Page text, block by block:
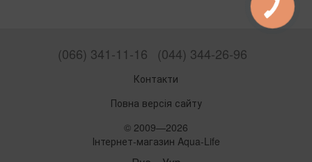
(066) 341-11-16 (044) 344-26-96
Контакти
Повна версія сайту
© 2009—2026
Інтернет-магазин Aqua-Life